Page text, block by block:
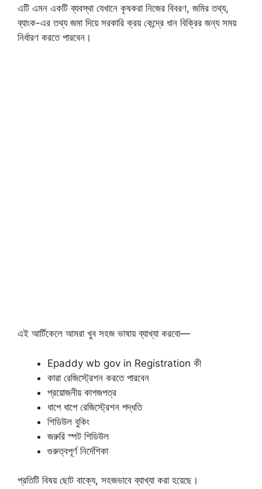
এটি এমন একটি ব্যবস্থা যেখানে কৃষকরা নিজের বিবরণ, জমির তথ্য,
ব্যাংক-এর তথ্য জমা দিয়ে সরকারি ক্রয় কেন্দ্রে ধান বিক্রির জন্য সময়
নির্ধারণ করতে পারবেন।
এই আর্টিকেলে আমরা খুব সহজ ভাষায় ব্যাখ্যা করবো—
Epaddy wb gov in Registration কী
কারা রেজিস্ট্রেশন করতে পারবেন
প্রয়োজনীয় কাগজপত্র
ধাপে ধাপে রেজিস্ট্রেশন পদ্ধতি
শিডিউল বুকিং
জরুরি স্পট শিডিউল
গুরুত্বপূর্ণ নির্দেশিকা
প্রতিটি বিষয় ছোট বাক্যে, সহজভাবে ব্যাখ্যা করা হয়েছে।